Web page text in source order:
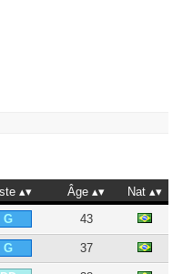
Âge
Nat
G 43
G 37